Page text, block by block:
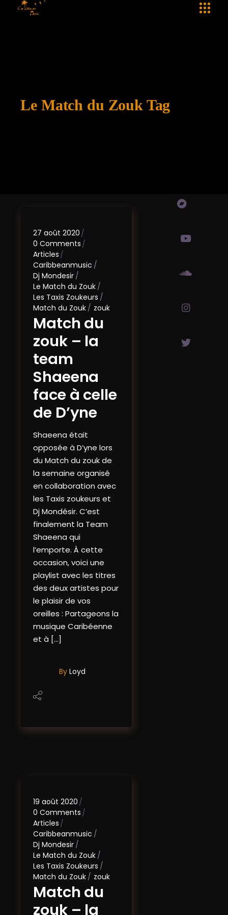
Le Match du Zouk Tag
27 août 2020
0 Comments
Articles
Caribbeanmusic
Dj Mondesir
Le Match du Zouk
Les Taxis Zoukeurs
Match du Zouk
zouk
Match du
zouk – la
team
Shaeena
face à celle
de D’yne
Shaeena était
opposée à D’yne lors
du Match du zouk de
la semaine organisé
en collaboration avec
les Taxis zoukeurs et
Dj Mondésir. C’est
finalement la Team
Shaeena qui
l’emporte. À cette
occasion, voici une
playlist avec les titres
des deux artistes pour
le plaisir de vos
oreilles : Partageons la
musique Caribéenne
et à […]
By Loyd
19 août 2020
0 Comments
Articles
Caribbeanmusic
Dj Mondesir
Le Match du Zouk
Les Taxis Zoukeurs
Match du Zouk
zouk
Match du
zouk – la